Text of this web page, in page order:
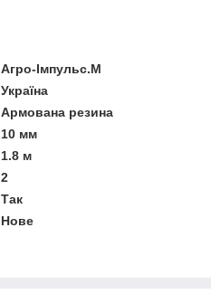
Агро-Імпульс.М
Україна
Армована резина
10 мм
1.8 м
2
Так
Нове